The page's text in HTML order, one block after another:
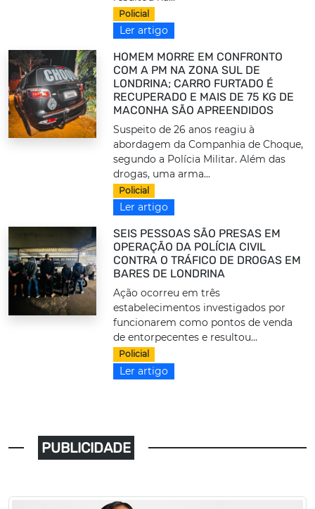
Policial
Ler artigo
HOMEM MORRE EM CONFRONTO
COM A PM NA ZONA SUL DE
LONDRINA; CARRO FURTADO É
RECUPERADO E MAIS DE 75 KG DE
MACONHA SÃO APREENDIDOS
Suspeito de 26 anos reagiu à
abordagem da Companhia de Choque,
segundo a Polícia Militar. Além das
drogas, uma arma...
Policial
Ler artigo
SEIS PESSOAS SÃO PRESAS EM
OPERAÇÃO DA POLÍCIA CIVIL
CONTRA O TRÁFICO DE DROGAS EM
BARES DE LONDRINA
Ação ocorreu em três
estabelecimentos investigados por
funcionarem como pontos de venda
de entorpecentes e resultou...
Policial
Ler artigo
PUBLICIDADE